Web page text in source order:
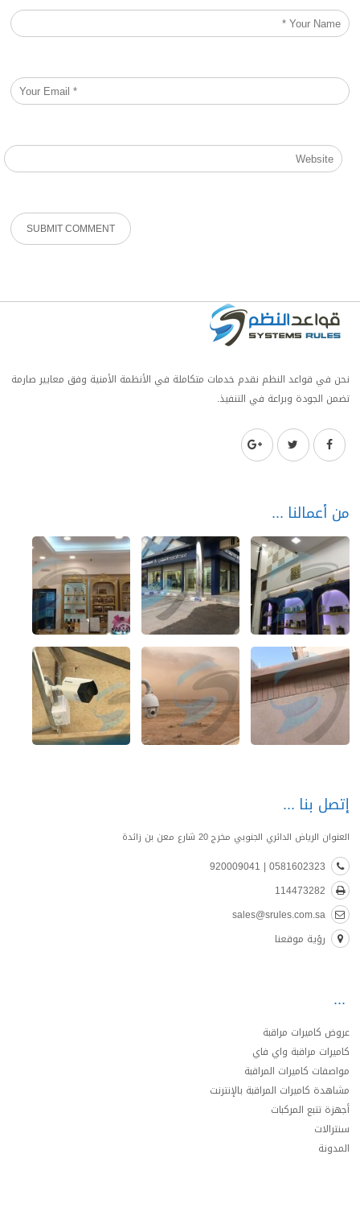
نحن في قواعد النظم نقدم خدمات متكاملة في الأنظمة الأمنية وفق معايير صارمة
تضمن الجودة وبراعة في التنفيذ.
من أعمالنا
إتصل بنا
العنوان الرياض الدائري الجنوبي مخرج 20 شارع معن بن زائدة
0581602323 | 920009041
114473282
sales@srules.com.sa
رؤية موقعنا
عروض كاميرات مراقبة
كاميرات مراقبة واي فاي
مواصفات كاميرات المراقبة
مشاهدة كاميرات المراقبة بالإنترنت
أجهزة تتبع المركبات
سنترالات
المدونة